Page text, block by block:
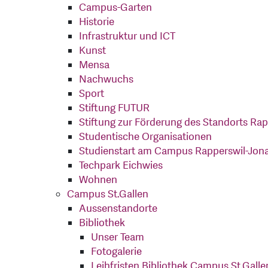
Campus-Garten
Historie
Infrastruktur und ICT
Kunst
Mensa
Nachwuchs
Sport
Stiftung FUTUR
Stiftung zur Förderung des Standorts
Studentische Organisationen
Studienstart am Campus Rapperswil-
Techpark Eichwies
Wohnen
Campus St.Gallen
Aussenstandorte
Bibliothek
Unser Team
Fotogalerie